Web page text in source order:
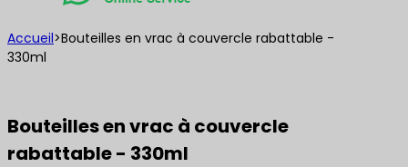
Accueil>Bouteilles en vrac à couvercle rabattable -
330ml
Bouteilles en vrac à couvercle
rabattable - 330ml